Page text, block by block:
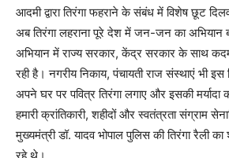
आदमी द्वारा तिरंगा फहराने के संबंध में विशेष छूट
अब तिरंगा लहराना पूरे देश में जन-जन का अभियान
अभियान में राज्य सरकार, केंद्र सरकार के साथ
रही है। नगरीय निकाय, पंचायती राज संस्थाएं भी
अपने घर पर पवित्र तिरंगा लगाए और इसकी मर्यादा
हमारी क्रांतिकारी, शहीदों और स्वतंत्रता संग्राम
मुख्यमंत्री डॉ. यादव भोपाल पुलिस की तिरंगा रैली